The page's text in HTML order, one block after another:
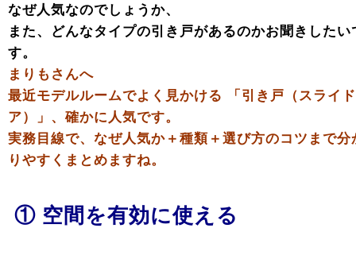
なぜ人気なのでしょうか、
また、どんなタイプの引き戸があるのかお聞きしたい
す。
まりもさんへ
最近モデルルームでよく見かける 「引き戸（スライ
ア）」、確かに人気です。
実務目線で、なぜ人気か＋種類＋選び方のコツまで分
りやすくまとめますね。
① 空間を有効に使える